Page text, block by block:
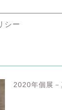
シー
2020年個展